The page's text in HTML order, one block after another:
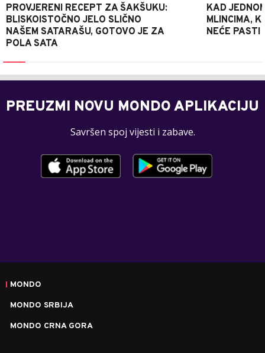
PROVJERENI RECEPT ZA ŠAKŠUKU:
BLISKOISTOČNO JELO SLIČNO
NAŠEM SATARAŠU, GOTOVO JE ZA
POLA SATA
KAD
MLINCIMA,
NEĆE PASTI
PREUZMI NOVU MONDO APLIKACIJU
Savršen spoj vijesti i zabave.
MONDO
MONDO SRBIJA
MONDO CRNA GORA